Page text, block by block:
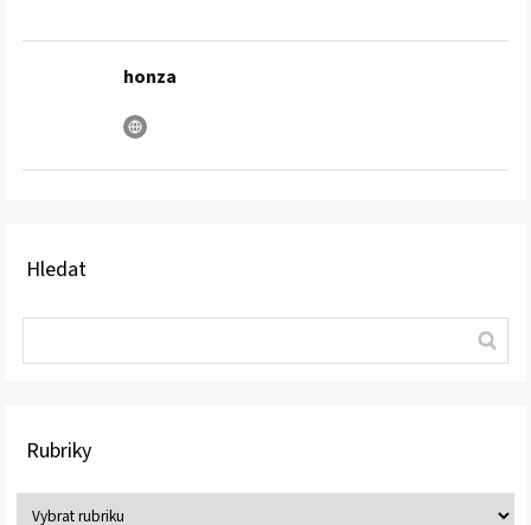
honza
Hledat
Rubriky